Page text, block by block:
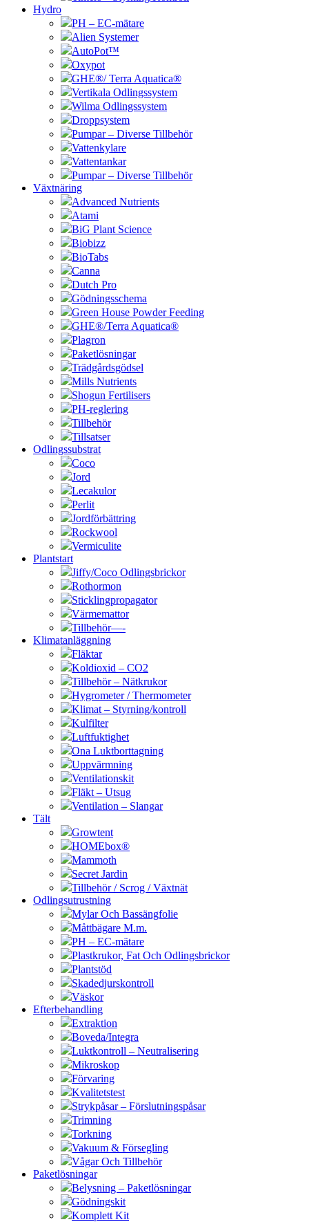
Hydro
PH – EC-mätare
Alien Systemer
AutoPot™
Oxypot
GHE®/ Terra Aquatica®
Vertikala Odlingssystem
Wilma Odlingssystem
Droppsystem
Pumpar – Diverse Tillbehör
Vattenkylare
Vattentankar
Pumpar – Diverse Tillbehör
Växtnäring
Advanced Nutrients
Atami
BiG Plant Science
Biobizz
BioTabs
Canna
Dutch Pro
Gödningsschema
Green House Powder Feeding
GHE®/Terra Aquatica®
Plagron
Paketlösningar
Trädgårdsgödsel
Mills Nutrients
Shogun Fertilisers
PH-reglering
Tillbehör
Tillsatser
Odlingssubstrat
Coco
Jord
Lecakulor
Perlit
Jordförbättring
Rockwool
Vermiculite
Plantstart
Jiffy/Coco Odlingsbrickor
Rothormon
Sticklingpropagator
Värmemattor
Tillbehör—-
Klimatanläggning
Fläktar
Koldioxid – CO2
Tillbehör – Nätkrukor
Hygrometer / Thermometer
Klimat – Styrning/kontroll
Kulfilter
Luftfuktighet
Ona Luktborttagning
Uppvärmning
Ventilationskit
Fläkt – Utsug
Ventilation – Slangar
Tält
Growtent
HOMEbox®
Mammoth
Secret Jardin
Tillbehör / Scrog / Växtnät
Odlingsutrustning
Mylar Och Bassängfolie
Måttbägare M.m.
PH – EC-mätare
Plastkrukor, Fat Och Odlingsbrickor
Plantstöd
Skadedjurskontroll
Väskor
Efterbehandling
Extraktion
Boveda/Integra
Luktkontroll – Neutralisering
Mikroskop
Förvaring
Kvalitetstest
Strykpåsar – Förslutningspåsar
Trimning
Torkning
Vakuum & Försegling
Vågar Och Tillbehör
Paketlösningar
Belysning – Paketlösningar
Gödningskit
Komplett Kit